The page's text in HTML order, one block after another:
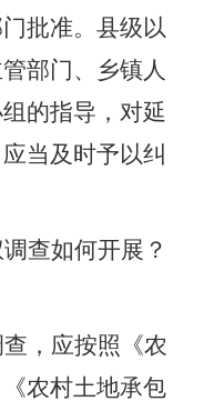
批准。县级以
部门、乡镇人
的指导，对延
当及时予以纠
查如何开展？
，应按照《农
农村土地承包